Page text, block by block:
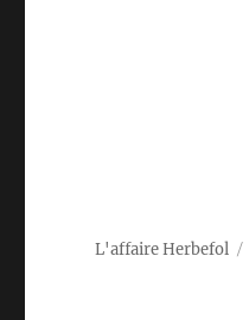
L'affaire Herbefol